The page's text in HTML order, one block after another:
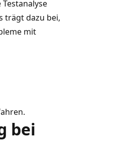
trägt dazu bei,
mit
bei